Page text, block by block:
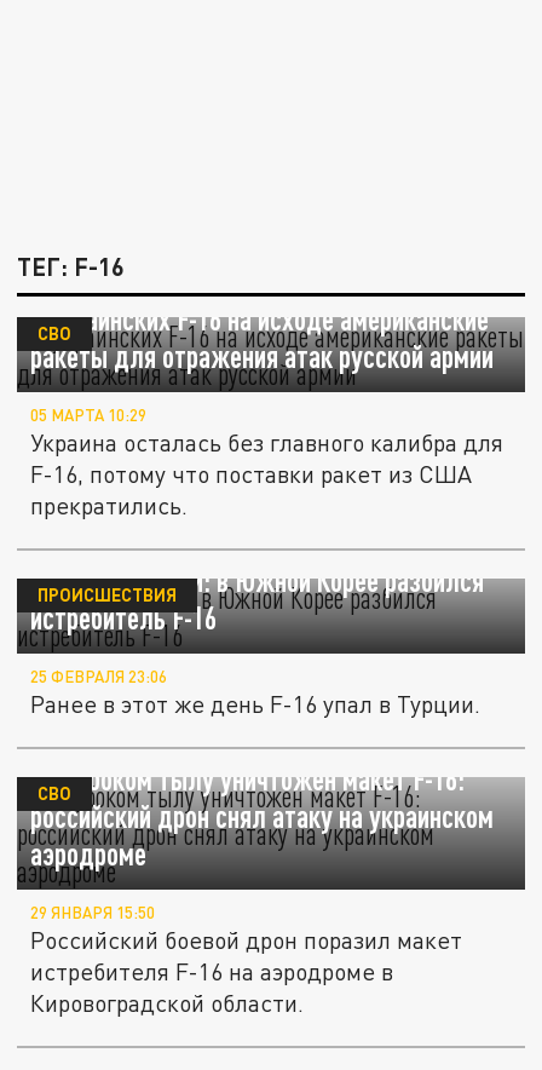
ТЕГ: F-16
У украинских F-16 на исходе американские
ракеты для отражения атак русской армии
СВО
05 МАРТА 10:29
Украина осталась без главного калибра для
F-16, потому что поставки ракет из США
прекратились.
Второй за сутки: в Южной Корее разбился
истребитель F-16
ПРОИСШЕСТВИЯ
25 ФЕВРАЛЯ 23:06
Ранее в этот же день F-16 упал в Турции.
В глубоком тылу уничтожен макет F-16:
российский дрон снял атаку на украинском
аэродроме
СВО
29 ЯНВАРЯ 15:50
Российский боевой дрон поразил макет
истребителя F-16 на аэродроме в
Кировоградской области.